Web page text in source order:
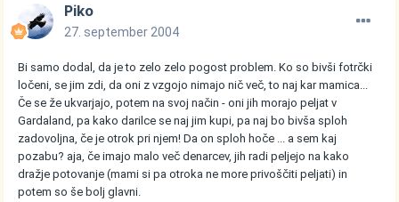
Piko
27. september 2004
Bi samo dodal, da je to zelo zelo pogost problem. Ko so bivši fotrčki
ločeni, se jim zdi, da oni z vzgojo nimajo nič več, to naj kar mamica...
Če se že ukvarjajo, potem na svoj način - oni jih morajo peljat v
Gardaland, pa kako darilce se naj jim kupi, pa naj bo bivša sploh
zadovoljna, če je otrok pri njem! Da on sploh hoče ... a sem kaj
pozabu? aja, če imajo malo več denarcev, jih radi peljejo na kako
dražje potovanje (mami si pa otroka ne more privoščiti peljati) in
potem so še bolj glavni.